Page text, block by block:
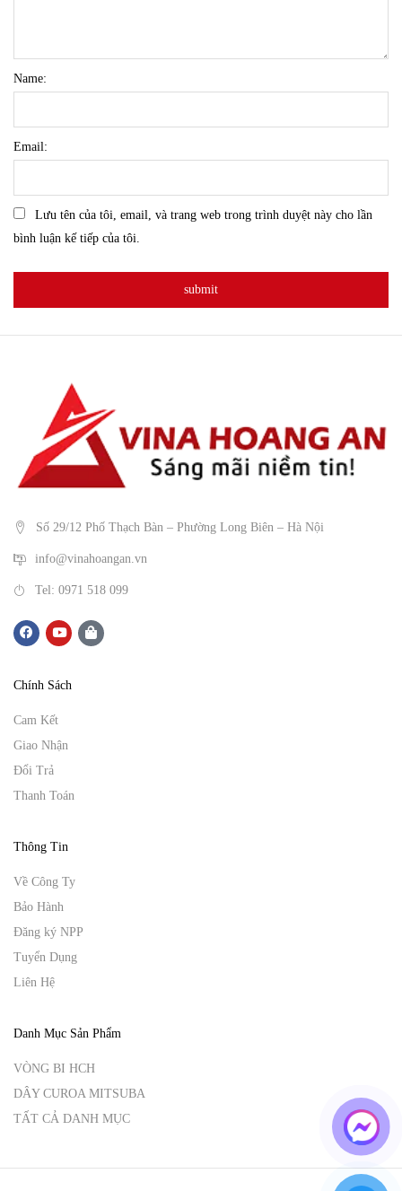
Name:
Email:
Lưu tên của tôi, email, và trang web trong trình duyệt này cho lần
bình luận kế tiếp của tôi.
Số 29/12 Phố Thạch Bàn – Phường Long Biên – Hà Nội
info@vinahoangan.vn
Tel: 0971 518 099
Chính Sách
Cam Kết
Giao Nhận
Đổi Trả
Thanh Toán
Thông Tin
Về Công Ty
Bảo Hành
Đăng ký NPP
Tuyển Dụng
Liên Hệ
Danh Mục Sản Phẩm
VÒNG BI HCH
DÂY CUROA MITSUBA
TẤT CẢ DANH MỤC